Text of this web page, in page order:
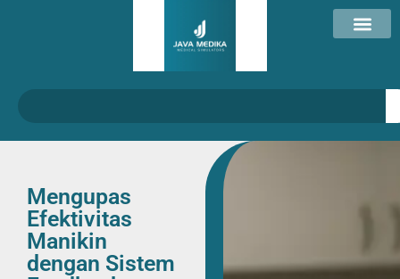
Mengupas
Efektivitas
Manikin
dengan Sistem